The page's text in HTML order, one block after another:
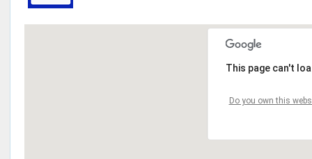
This page can't
Do you own this